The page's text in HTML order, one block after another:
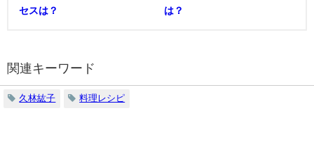
セスは？
は？
関連キーワード
久林紘子 料理レシピ